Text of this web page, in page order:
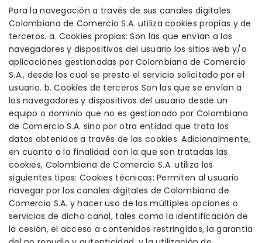
Para la navegación a través de sus canales digitales
Colombiana de Comercio S.A. utiliza cookies propias y de
terceros. a. Cookies propias: Son las que envían a los
navegadores y dispositivos del usuario los sitios web y/o
aplicaciones gestionadas por Colombiana de Comercio
S.A., desde los cual se presta el servicio solicitado por el
usuario. b. Cookies de terceros Son las que se envían a
los navegadores y dispositivos del usuario desde un
equipo o dominio que no es gestionado por Colombiana
de Comercio S.A. sino por otra entidad que trata los
datos obtenidos a través de las cookies. Adicionalmente,
en cuanto a la finalidad con la que son tratadas las
cookies, Colombiana de Comercio S.A. utiliza los
siguientes tipos: Cookies técnicas: Permiten al usuario
navegar por los canales digitales de Colombiana de
Comercio S.A. y hacer uso de las múltiples opciones o
servicios de dicho canal, tales como la identificación de
la cesión, el acceso a contenidos restringidos, la garantía